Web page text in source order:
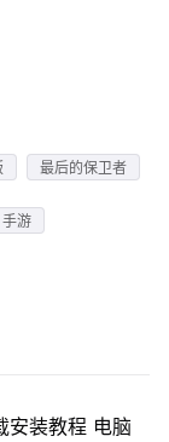
最后的保卫者
手游
安装教程 电脑